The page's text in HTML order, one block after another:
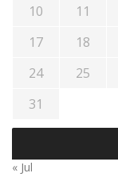
10 11
17
18
24
25
31
« Jul